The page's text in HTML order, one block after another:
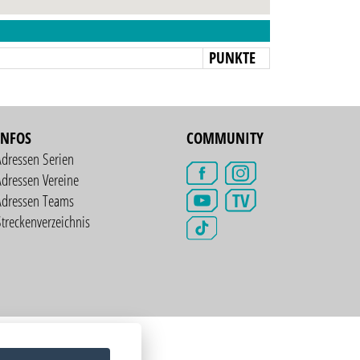
PUNKTE
Serien
Vereine
Teams
COMMUNITY
TV